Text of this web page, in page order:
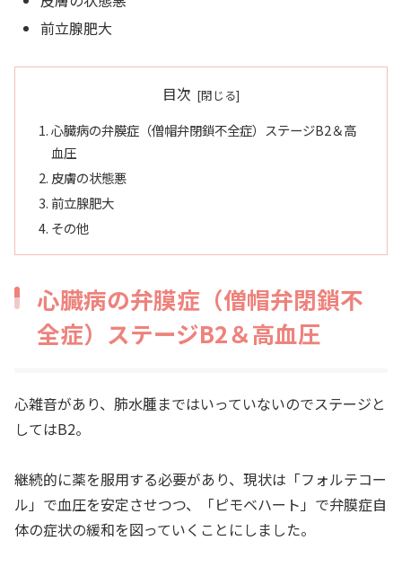
前立腺肥大
目次
心臓病の弁膜症（僧帽弁閉鎖不全症）ステージB2＆高
血圧
皮膚の状態悪
前立腺肥大
その他
心臓病の弁膜症（僧帽弁閉鎖不
全症）ステージB2＆高血圧
心雑音があり、肺水腫まではいっていないのでステージと
してはB2。
継続的に薬を服用する必要があり、現状は「フォルテコー
ル」で血圧を安定させつつ、「ピモベハート」で弁膜症自
体の症状の緩和を図っていくことにしました。